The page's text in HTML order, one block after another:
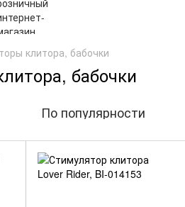
клитора, бабочки
бабочки
По популярности